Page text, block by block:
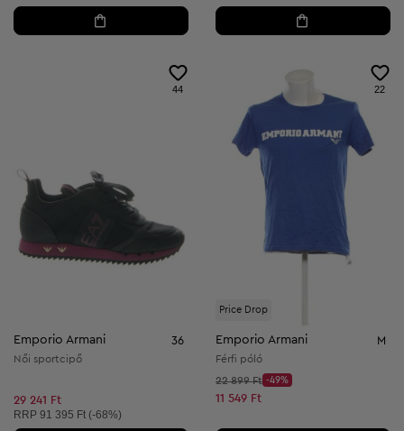
44
Emporio Armani 36
Női sportcipő
29 241 Ft
Ajánlott ár:
RRP 91 395 Ft (-68%)
Price Drop
22
Emporio Armani M
Férfi póló
Kezdő ár:
22 899 Ft
Discount Price:
-49%
Csökkentett ár:
11 549 Ft